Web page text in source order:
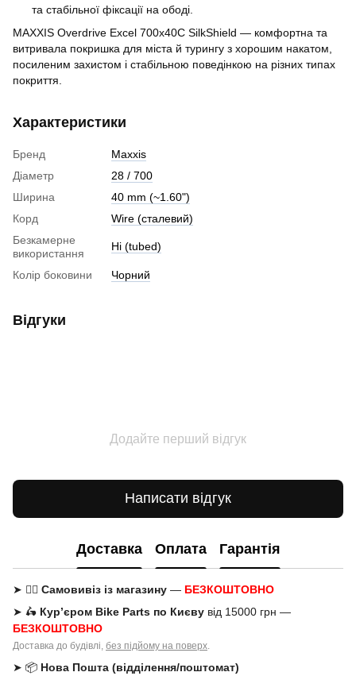
та стабільної фіксації на ободі.
MAXXIS Overdrive Excel 700x40C SilkShield — комфортна та
витривала покришка для міста й турингу з хорошим накатом,
посиленим захистом і стабільною поведінкою на різних типах
покриття.
Характеристики
Бренд
Maxxis
Діаметр
28 / 700
Ширина
40 mm (~1.60")
Корд
Wire (cталевий)
Безкамерне
використання
Ні (tubed)
Колір боковини Чорний
Відгуки
Додайте перший відгук
Написати відгук
Доставка Оплата Гарантія
➤ 🚶‍♂️ Самовивіз із магазину — БЕЗКОШТОВНО
➤ 🛵 Кур’єром Bike Parts по Києву від 15000 грн —
БЕЗКОШТОВНО
Доставка до будівлі, без підйому на поверх
➤ 📦 Нова Пошта (відділення/поштомат)